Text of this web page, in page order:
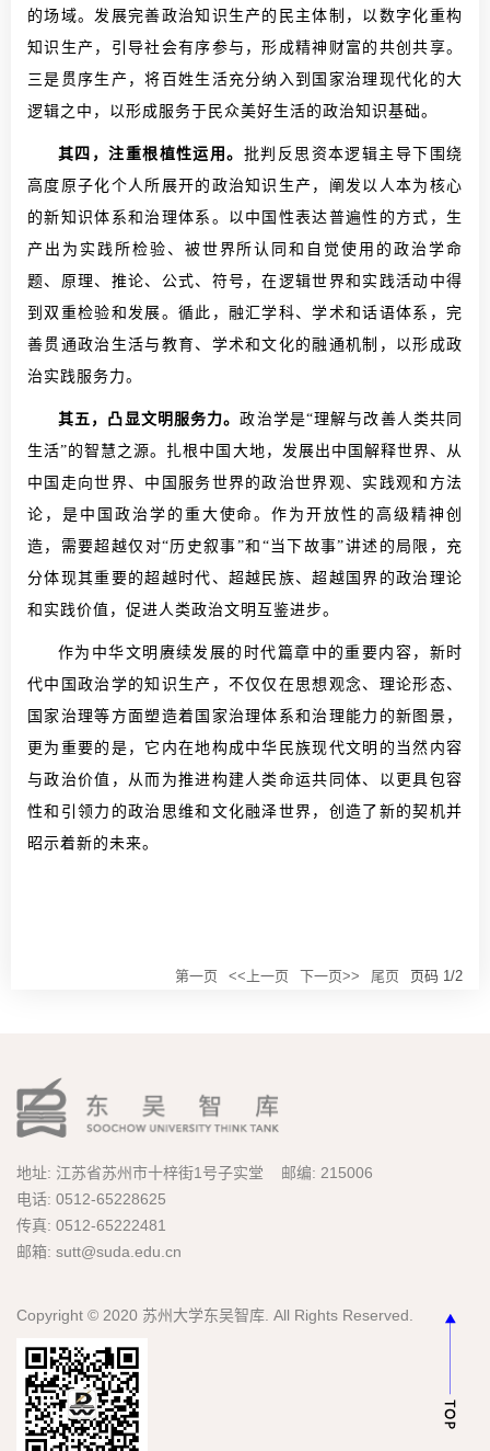
的场域。发展完善政治知识生产的民主体制，以数字化重构
知识生产，引导社会有序参与，形成精神财富的共创共享。
三是贯序生产，将百姓生活充分纳入到国家治理现代化的大
逻辑之中，以形成服务于民众美好生活的政治知识基础。
其四，注重根植性运用。 批判反思资本逻辑主导下围绕
高度原子化个人所展开的政治知识生产，阐发以人本为核心
的新知识体系和治理体系。以中国性表达普遍性的方式，生
产出为实践所检验、被世界所认同和自觉使用的政治学命
题、原理、推论、公式、符号，在逻辑世界和实践活动中得
到双重检验和发展。循此，融汇学科、学术和话语体系，完
善贯通政治生活与教育、学术和文化的融通机制，以形成政
治实践服务力。
其五，凸显文明服务力。政治学是“理解与改善人类共同
生活”的智慧之源。扎根中国大地，发展出中国解释世界、从
中国走向世界、中国服务世界的政治世界观、实践观和方法
论，是中国政治学的重大使命。作为开放性的高级精神创
造，需要超越仅对“历史叙事”和“当下故事”讲述的局限，充
分体现其重要的超越时代、超越民族、超越国界的政治理论
和实践价值，促进人类政治文明互鉴进步。
作为中华文明赓续发展的时代篇章中的重要内容，新时
代中国政治学的知识生产，不仅仅在思想观念、理论形态、
国家治理等方面塑造着国家治理体系和治理能力的新图景，
更为重要的是，它内在地构成中华民族现代文明的当然内容
与政治价值，从而为推进构建人类命运共同体、以更具包容
性和引领力的政治思维和文化融泽世界，创造了新的契机并
昭示着新的未来。
第一页 <<上一页 下一页>> 尾页 页码 1/2
地址: 江苏省苏州市十梓街1号子实堂 邮编: 215006
电话: 0512-65228625
传真: 0512-65222481
邮箱: sutt@suda.edu.cn
Copyright © 2020 苏州大学东吴智库. All Rights Reserved.